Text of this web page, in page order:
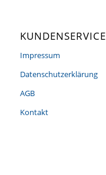
KUNDENSERVICE
Impressum
Datenschutzerklärung
AGB
Kontakt